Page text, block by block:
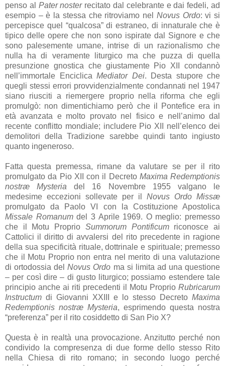
penso al Pater noster recitato dal celebrante e dai fedeli, ad
esempio – è la stessa che ritroviamo nel Novus Ordo: vi si
percepisce quel “qualcosa” di estraneo, di innaturale che è
tipico delle opere che non sono ispirate dal Signore e che
sono palesemente umane, intrise di un razionalismo che
nulla ha di veramente liturgico ma che puzza di quella
presunzione gnostica che giustamente Pio XII condannò
nell’immortale Enciclica Mediator Dei. Desta stupore che
quegli stessi errori provvidenzialmente condannati nel 1947
siano riusciti a riemergere proprio nella riforma che egli
promulgò: non dimentichiamo però che il Pontefice era in
età avanzata e molto provato nel fisico e nell’animo dal
recente conflitto mondiale; includere Pio XII nell’elenco dei
demolitori della Tradizione sarebbe quindi tanto ingiusto
quanto ingeneroso.
Fatta questa premessa, rimane da valutare se per il rito
promulgato da Pio XII con il Decreto Maxima Redemptionis
nostræ Mysteria del 16 Novembre 1955 valgano le
medesime eccezioni sollevate per il Novus Ordo Missæ
promulgato da Paolo VI con la Costituzione Apostolica
Missale Romanumdel 3 Aprile 1969. O meglio: premesso
che il Motu Proprio Summorum Pontificumriconosce ai
Cattolici il diritto di avvalersi del rito precedente in ragione
della sua specificità rituale, dottrinale e spirituale; premesso
che il Motu Proprio non entra nel merito di una valutazione
di ortodossia delNovus Ordo ma si limita ad una questione
– per così dire – di gusto liturgico; possiamo estendere tale
principio anche ai riti precedenti il Motu Proprio Rubricarum
Instructum di Giovanni XXIII e lo stesso Decreto Maxima
Redemptionis nostræ Mysteria, esprimendo questa nostra
“preferenza” per il rito cosiddetto di San Pio X?
Questa è in realtà una provocazione. Anzitutto perché non
condivido la compresenza di due forme dello stesso Rito
nella Chiesa di rito romano; in secondo luogo perché